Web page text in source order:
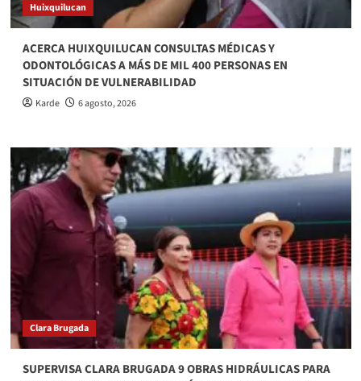
Huixquilucan
ACERCA HUIXQUILUCAN CONSULTAS MÉDICAS Y
ODONTOLÓGICAS A MÁS DE MIL 400 PERSONAS EN
SITUACIÓN DE VULNERABILIDAD
Karde 6 agosto, 2026
Clara Brugada
SUPERVISA CLARA BRUGADA 9 OBRAS HIDRÁULICAS PARA